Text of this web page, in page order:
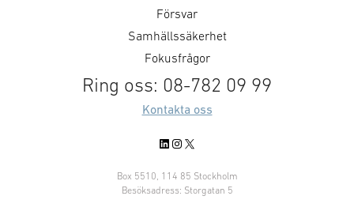
Försvar
Samhällssäkerhet
Fokusfrågor
Ring oss: 08-782 09 99
Kontakta oss
LinkedIn
Instagram
X
Box 5510, 114 85 Stockholm
Besöksadress: Storgatan 5